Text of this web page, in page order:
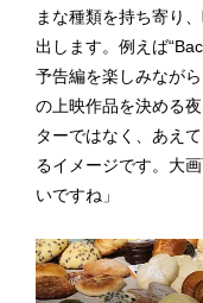
まな種類を持ち寄り
出します。例えば
予告編を楽しみなが
の上映作品を決める
ターではなく、あえ
るイメージです。大
いですね」